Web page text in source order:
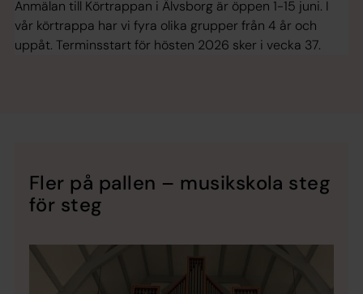
Anmälan till Körtrappan i Älvsborg är öppen 1-15 juni. I
vår körtrappa har vi fyra olika grupper från 4 år och
uppåt. Terminsstart för hösten 2026 sker i vecka 37.
Fler på pallen – musikskola steg
för steg